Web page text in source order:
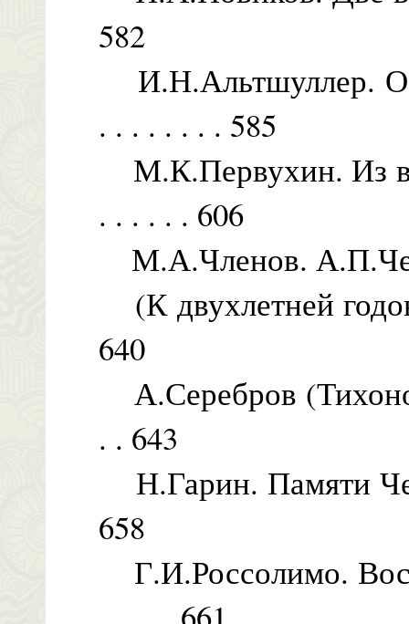
582
И.Н.Альтшуллер. О
. . . . . . . . 585
М.К.Первухин. Из
. . . . . . 606
М.А.Членов.
(К двухлетней
640
А.Серебров
. . 643
Н.Гарин. Памяти
658
Г.И.Россолимо.